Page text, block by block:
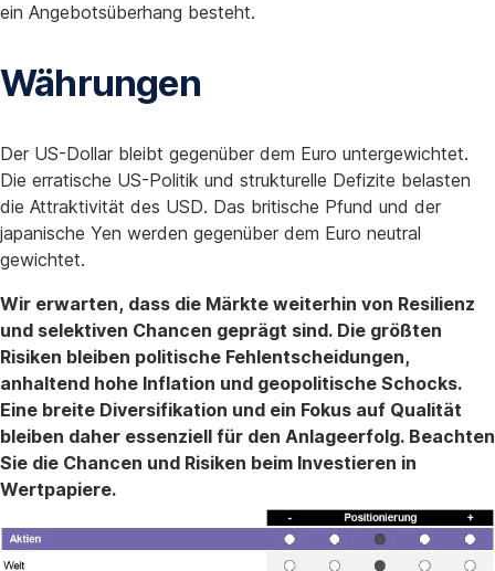
ein Angebotsüberhang besteht.
Währungen
Der US-Dollar bleibt gegenüber dem Euro untergewichtet.
Die erratische US-Politik und strukturelle Defizite belasten
die Attraktivität des USD. Das britische Pfund und der
japanische Yen werden gegenüber dem Euro neutral
gewichtet.
Wir erwarten, dass die Märkte weiterhin von Resilienz
und selektiven Chancen geprägt sind. Die größten
Risiken bleiben politische Fehlentscheidungen,
anhaltend hohe Inflation und geopolitische Schocks.
Eine breite Diversifikation und ein Fokus auf Qualität
bleiben daher essenziell für den Anlageerfolg. Beachten
Sie die Chancen und Risiken beim Investieren in
Wertpapiere.